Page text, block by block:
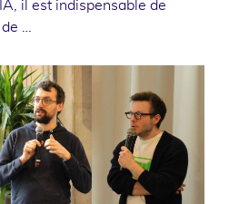
il est indispensable de
…